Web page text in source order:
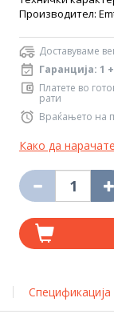
Производител:
Доставуваме
Гаранција: 1
Платете во
рати
Враќањето на
Како да
Спецификација